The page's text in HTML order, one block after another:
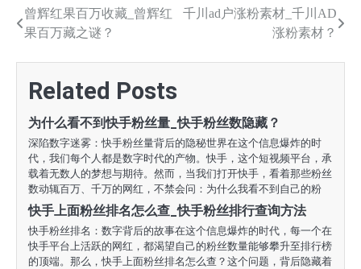
文
航
曾辉红果百万收藏_曾辉红
果百万藏之谜？
千川ad户涨粉素材_千川AD
涨粉素材？
Related Posts
为什么看不到快手粉丝量_快手粉丝数隐藏？
深陷数字迷雾：快手粉丝量背后的隐秘世界在这个信息爆炸的时
代，我们每个人都是数字时代的产物。快手，这个短视频平台，承
载着无数人的梦想与期待。然而，当我们打开快手，看着那些粉丝
数动辄百万、千万的网红，不禁会问：为什么我看不到自己的粉
快手上面粉丝排名怎么查_快手粉丝排行查询方法
快手粉丝排名：数字背后的故事在这个信息爆炸的时代，每一个在
快手平台上活跃的网红，都渴望自己的粉丝数量能够攀升至排行榜
的顶端。那么，快手上面粉丝排名怎么查？这个问题，背后隐藏着